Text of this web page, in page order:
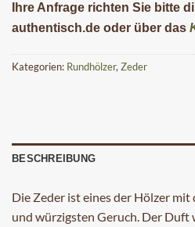
Ihre Anfrage richten Sie bitte
authentisch.de oder über das
Kategorien: Rundhölzer, Zeder
BESCHREIBUNG
Die Zeder ist eines der Hölzer
und würzigsten Geruch. Der